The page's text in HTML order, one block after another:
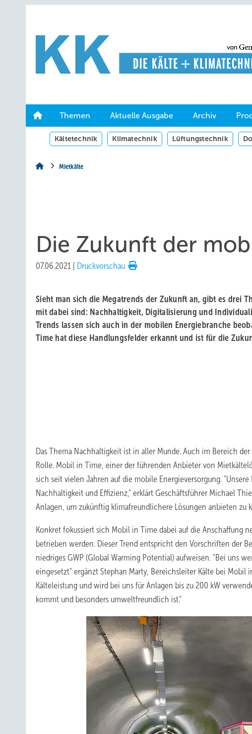
Hauptinhalt
Hauptmenü
Themen Aktuelle Ausgabe Archiv
Kältetechnik Klimatechnik Lüftungstechnik
Mietkälte
Die Zukunft der
07.06.2021 Druckvorschau
Sieht man sich die Megatrends der Zukunft an, gibt es drei
mit dabei sind: Nachhaltigkeit, Digitalisierung und
Trends lassen sich auch in der mobilen Energiebranche
Time hat diese Handlungsfelder erkannt und ist für die
Das Thema Nachhaltigkeit ist in aller Munde. Auch im Bereich
Rolle. Mobil in Time, einer der führenden Anbieter von
sich seit vielen Jahren auf die mobile Energieversorgung.
Nachhaltigkeit und Effizienz," erklärt Geschäftsführer Michael
Anlagen, um zukünftig klimafreundlichere Lösungen anbieten zu
Konkret fokussiert sich Mobil in Time dabei auf die Anschaffung
betrieben werden. Dieser Trend entspricht den Vorschriften der
niedriges GWP (Global Warming Potential) aufweisen. "Bei uns
eingesetzt" ergänzt Stephan Marty, Bereichsleiter Kälte bei
Kälteleistung und wird bei uns für Anlagen bis zu 200 kW
kommt und besonders umweltfreundlich ist."